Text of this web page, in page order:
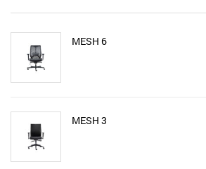
MESH 6
MESH 3